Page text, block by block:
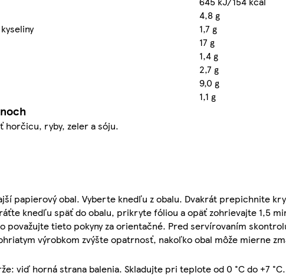
4,8 g
1,7 g
17 g
1,4 g
2,7 g
9,0 g
1,1 g
horčicu, ryby, zeler a sóju.
papierový obal. Vyberte knedľu z obalu. Dvakrát prepichnite
knedľu späť do obalu, prikryte fóliou a opäť zohrievajte 1,5
považujte tieto pokyny za orientačné. Pred servírovaním
výrobkom zvýšte opatrnosť, nakoľko obal môže mierne
viď horná strana balenia. Skladujte pri teplote od 0 °C do +7 °C.